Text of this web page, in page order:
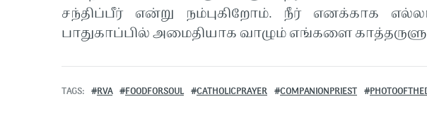
சந்திப்பீர் என்று நம்புகிறோம். நீர் எனக்காக
பாதுகாப்பில் அமைதியாக வாழும் எங்களை
TAGS RVA FOODFORSOUL CATHOLICPRAYER COMPANIONPRIEST